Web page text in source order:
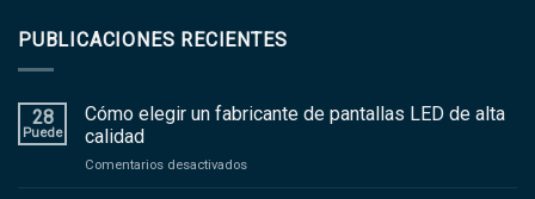
PUBLICACIONES RECIENTES
28
Puede
Cómo elegir un fabricante de pantallas LED de alta
calidad
Comentarios desactivadosen